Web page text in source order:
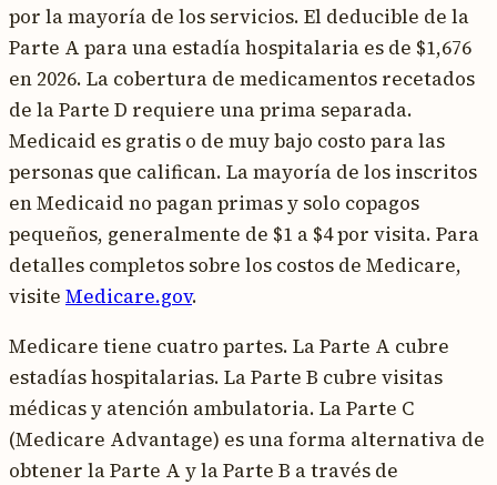
por la mayoría de los servicios. El deducible de la
Parte A para una estadía hospitalaria es de $1,676
en 2026. La cobertura de medicamentos recetados
de la Parte D requiere una prima separada.
Medicaid es gratis o de muy bajo costo para las
personas que califican. La mayoría de los inscritos
en Medicaid no pagan primas y solo copagos
pequeños, generalmente de $1 a $4 por visita. Para
detalles completos sobre los costos de Medicare,
visite Medicare.gov.
Medicare tiene cuatro partes. La Parte A cubre
estadías hospitalarias. La Parte B cubre visitas
médicas y atención ambulatoria. La Parte C
(Medicare Advantage) es una forma alternativa de
obtener la Parte A y la Parte B a través de